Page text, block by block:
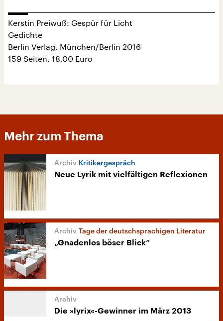
Kerstin Preiwuß: Gespür für Licht
Gedichte
Berlin Verlag, München/Berlin 2016
159 Seiten, 18,00 Euro
Mehr zum Thema
Kritikergespräch
Neue Lyrik mit vielfältigen Reflexionen
Tage der deutschsprachigen Literatur
„Gnadenlos böser Blick“
Die »lyrix«-Gewinner im März 2013